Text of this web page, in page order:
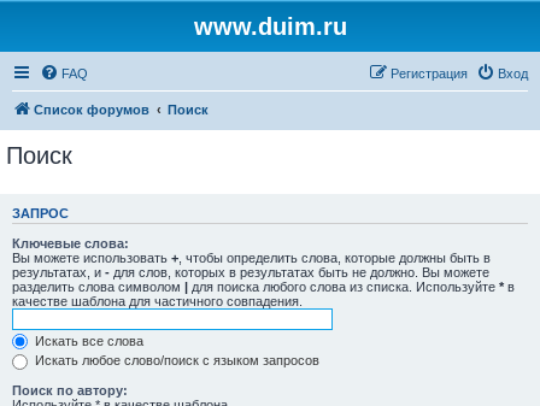
www.duim.ru
FAQ Вход
Регистрация
Список форумов Поиск
Поиск
ЗАПРОС
Ключевые слова:
Вы можете использовать + , чтобы определить слова, которые должны быть в
результатах, и - для слов, которых в результатах быть не должно. Вы можете
разделить слова символом | для поиска любого слова из списка. Используйте * в
качестве шаблона для частичного совпадения.
Искать все слова
Искать любое слово/поиск с языком запросов
Поиск по автору: